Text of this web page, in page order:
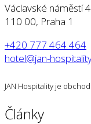
Václavské náměstí
110 00, Praha 1
+420 777 464 464
hotel@jan-
JAN Hospitality je
Články